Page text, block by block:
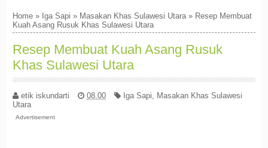
Home » Iga Sapi » Masakan Khas Sulawesi Utara» Resep Membuat
Kuah Asang Rusuk Khas Sulawesi Utara
Resep Membuat Kuah Asang Rusuk
Khas Sulawesi Utara
etik iskundarti 08.00 Iga Sapi
Masakan Khas Sulawesi
Utara
Advertisement